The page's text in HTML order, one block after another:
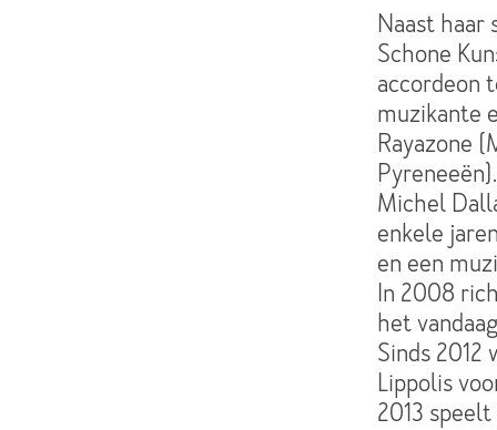
Naast haar
Schone
accordeon
muzikante
Rayazone
Michel
enkele
en een
In 2008
het
Sinds
Lippolis
2013